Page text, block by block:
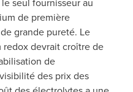
de première
grande pureté. Le
redox devrait croître de
de
des prix des